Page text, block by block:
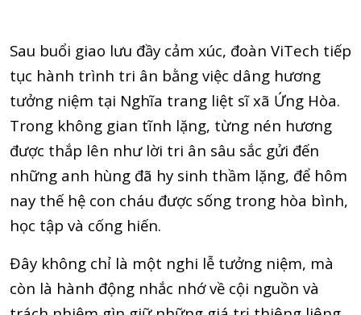
Sau buổi giao lưu đầy cảm xúc, đoàn ViTech tiếp
tục hành trình tri ân bằng việc dâng hương
tưởng niệm tại Nghĩa trang liệt sĩ xã Ứng Hòa.
Trong không gian tĩnh lặng, từng nén hương
được thắp lên như lời tri ân sâu sắc gửi đến
những anh hùng đã hy sinh thầm lặng, để hôm
nay thế hệ con cháu được sống trong hòa bình,
học tập và cống hiến.
Đây không chỉ là một nghi lễ tưởng niệm, mà
còn là hành động nhắc nhớ về cội nguồn và